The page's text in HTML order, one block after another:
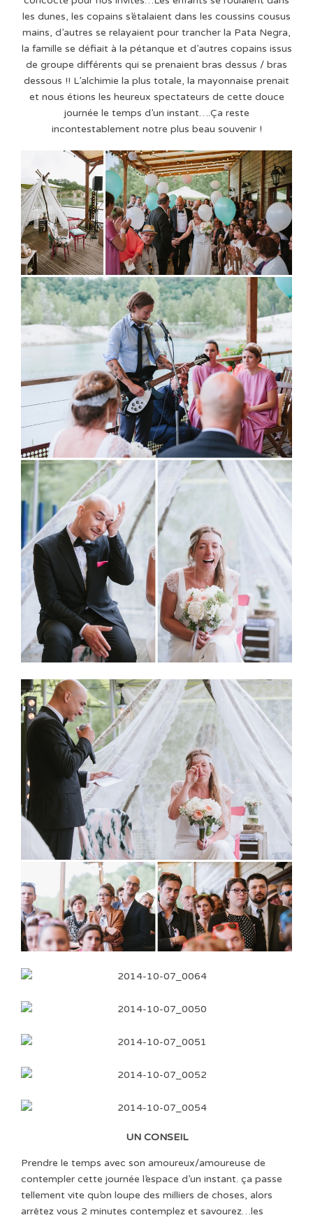
les dunes, les copains s’étalaient dans les coussins cousus
mains, d’autres se relayaient pour trancher la Pata Negra,
la famille se défiait à la pétanque et d’autres copains issus
de groupe différents qui se prenaient bras dessus / bras
dessous !! L’alchimie la plus totale, la mayonnaise prenait
et nous étions les heureux spectateurs de cette douce
journée le temps d’un instant….Ça reste
incontestablement notre plus beau souvenir !
UN CONSEIL
Prendre le temps avec son amoureux/amoureuse de
contempler cette journée l’espace d’un instant. ça passe
tellement vite qu’on loupe des milliers de choses, alors
arrêtez vous 2 minutes contemplez et savourez…les